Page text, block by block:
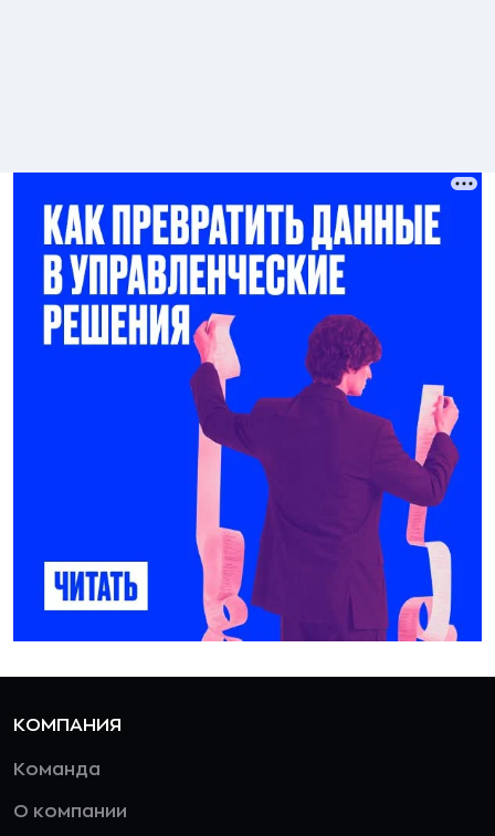
КОМПАНИЯ
Команда
О компании